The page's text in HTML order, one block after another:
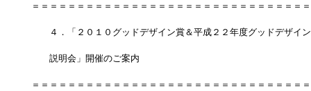
＝＝＝＝＝＝＝＝＝＝＝＝＝＝＝＝＝＝＝＝＝＝＝＝＝＝＝＝＝＝
４．「２０１０グッドデザイン賞＆平成２２年度グッドデザイ
説明会」開催のご案内
＝＝＝＝＝＝＝＝＝＝＝＝＝＝＝＝＝＝＝＝＝＝＝＝＝＝＝＝＝＝